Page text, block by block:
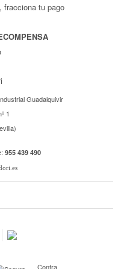
fracciona tu pago
Guadalquivir
1
955 439 490
Contra